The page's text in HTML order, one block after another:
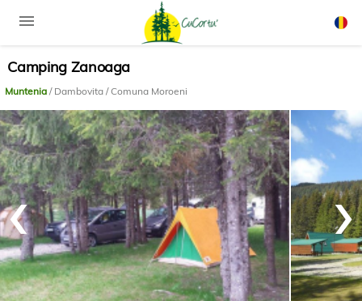
menu
Camping Zanoaga
Muntenia/ Dambovita / Comuna Moroeni
‹ ›